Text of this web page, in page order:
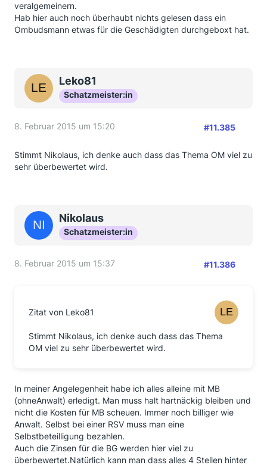
veralgemeinern.
Hab hier auch noch überhaubt nichts gelesen dass ein
Ombudsmann etwas für die Geschädigten durchgeboxt hat.
Leko81
Schatzmeister:in
8. Februar 2015 um 15:20 #11.385
Stimmt Nikolaus, ich denke auch dass das Thema OM viel zu
sehr überbewertet wird.
Nikolaus
Schatzmeister:in
8. Februar 2015 um 15:37 #11.386
Zitat von Leko81
Stimmt Nikolaus, ich denke auch dass das Thema
OM viel zu sehr überbewertet wird.
In meiner Angelegenheit habe ich alles alleine mit MB
(ohneAnwalt) erledigt. Man muss halt hartnäckig bleiben und
nicht die Kosten für MB scheuen. Immer noch billiger wie
Anwalt. Selbst bei einer RSV muss man eine
Selbstbeteilligung bezahlen.
Auch die Zinsen für die BG werden hier viel zu
überbewertet.Natürlich kann man dass alles 4 Stellen hinter